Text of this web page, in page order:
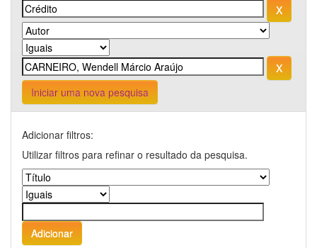
Iniciar uma nova pesquisa
Adicionar filtros:
Utilizar filtros para refinar o resultado da pesquisa.